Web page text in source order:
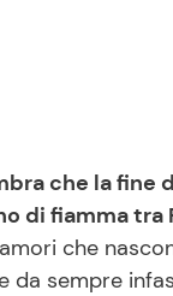
che la fine
di fiamma tra
che
da sempre